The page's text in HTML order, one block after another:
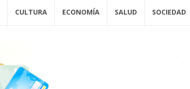
CULTURA ECONOMÍA SALUD SOCIEDAD